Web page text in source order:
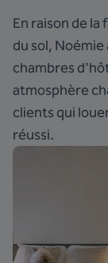
En raison de
du sol,
chambres
atmosphère
clients qui
réussi.